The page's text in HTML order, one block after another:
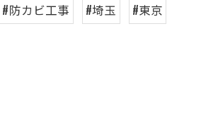
#防カビ工事 #埼玉 #東京